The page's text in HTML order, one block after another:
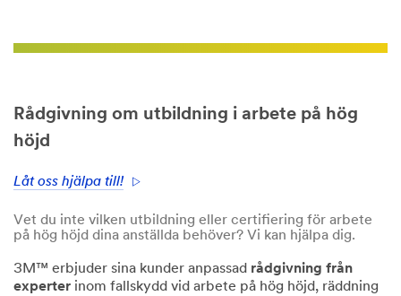
Rådgivning om utbildning i arbete på hög
höjd
Låt oss hjälpa till!
Vet du inte vilken utbildning eller certifiering för arbete
på hög höjd dina anställda behöver? Vi kan hjälpa dig.
3M™ erbjuder sina kunder anpassad rådgivning från
experter inom fallskydd vid arbete på hög höjd, räddning